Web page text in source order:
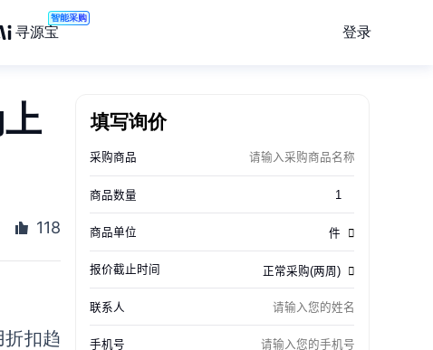
寻源宝
智能采购
登录
118
扣趋
填写询价